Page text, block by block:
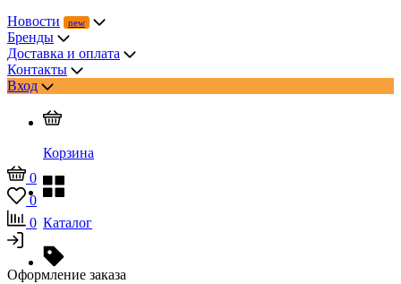
Новости
Бренды
Доставка и оплата
Контакты
Вход
Корзина
Каталог
0
0
0
Оформление заказа